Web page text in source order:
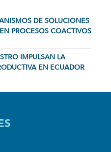
DE SOLUCIONES
PROCESOS COACTIVOS
IMPULSAN LA
EN ECUADOR